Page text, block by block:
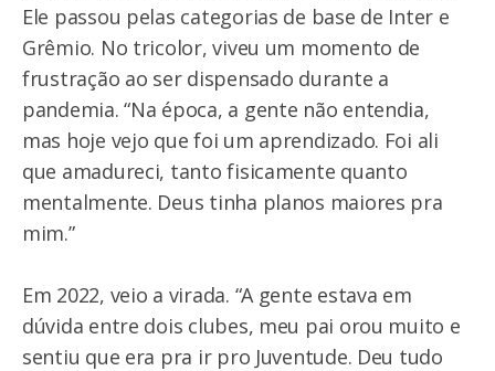
Ele passou pelas categorias de base de Inter e
Grêmio. No tricolor, viveu um momento de
frustração ao ser dispensado durante a
pandemia. “Na época, a gente não entendia,
mas hoje vejo que foi um aprendizado. Foi ali
que amadureci, tanto fisicamente quanto
mentalmente. Deus tinha planos maiores pra
mim.”
Em 2022, veio a virada. “A gente estava em
dúvida entre dois clubes, meu pai orou muito e
sentiu que era pra ir pro Juventude. Deu tudo